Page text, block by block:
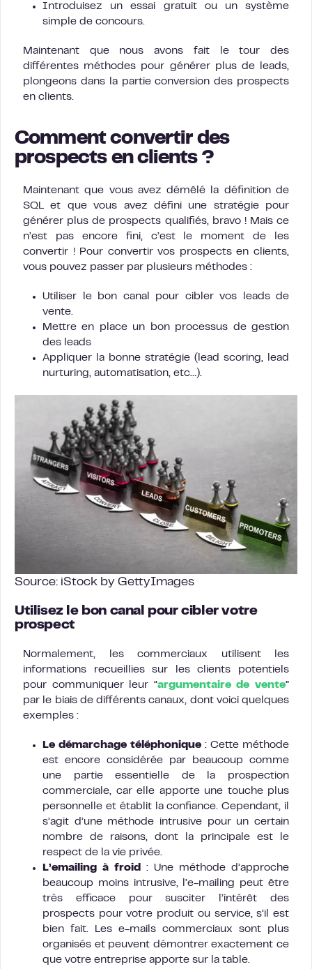
Introduisez un essai gratuit ou un système
simple de concours.
Maintenant que nous avons fait le tour des
différentes méthodes pour générer plus de leads,
plongeons dans la partie conversion des prospects
en clients.
Comment convertir des
prospects en clients ?
Maintenant que vous avez démêlé la définition de
SQL et que vous avez défini une stratégie pour
générer plus de prospects qualifiés, bravo ! Mais ce
n’est pas encore fini, c’est le moment de les
convertir ! Pour convertir vos prospects en clients,
vous pouvez passer par plusieurs méthodes :
Utiliser le bon canal pour cibler vos leads de
vente.
Mettre en place un bon processus de gestion
des leads
Appliquer la bonne stratégie (lead scoring, lead
nurturing, automatisation, etc…).
Source: iStock by GettyImages
Utilisez le bon canal pour cibler votre
prospect
Normalement, les commerciaux utilisent les
informations recueillies sur les clients potentiels
pour communiquer leur “argumentaire de vente”
par le biais de différents canaux, dont voici quelques
exemples :
Le démarchage téléphonique : Cette méthode
est encore considérée par beaucoup comme
une partie essentielle de la prospection
commerciale, car elle apporte une touche plus
personnelle et établit la confiance. Cependant, il
s’agit d’une méthode intrusive pour un certain
nombre de raisons, dont la principale est le
respect de la vie privée.
L’emailing à froid
: Une méthode d’approche
beaucoup moins intrusive, l’e-mailing peut être
très efficace pour susciter l’intérêt des
prospects pour votre produit ou service, s’il est
bien fait. Les e-mails commerciaux sont plus
organisés et peuvent démontrer exactement ce
que votre entreprise apporte sur la table.